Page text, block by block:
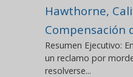
Hawthorne,
Compensación
Resumen Ejecutivo:
un reclamo por
resolverse...